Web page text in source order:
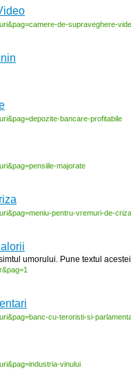
de-supraveghere-
bancare-profitabile
majorate
pentru-vremuri-de-criza
umorului. Pune textul
cu-teroristi-si-
vinului